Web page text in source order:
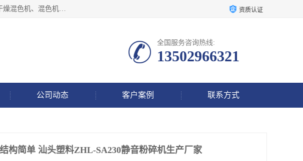
汕头经济特区震龙塑料机械有限公司专注于制造强力粉碎机、静音粉碎机、塑料粉碎机、强力塑料粉碎机、干燥混色机、混色机、冷水机、上料机等塑料辅助机械。 资质认证
全国服务咨询热线:
13502966321
公司动态 客户案例 联系方式
结构简单 汕头塑料ZHL-SA230静音粉碎机生产厂家